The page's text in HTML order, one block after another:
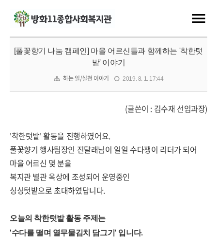
[풀꽃향기 나눔 캠페인] 마을 어르신들과 함께하는 '착한텃
밭' 이야기
하는 일/실천 이야기 2019. 8. 1. 17:44
(글쓴이 : 김수재 선임과장)
'착한텃밭' 활동을 진행하였어요.
풀꽃향기 행사팀장인 진달래님이 일일 수다쟁이 리더가 되어
마을 어르신 몇 분을
복지관 별관 옥상에 조성되어 운영중인
싱싱텃밭으로 초대하였답니다.
오늘의 착한텃밭 활동 주제는
'수다를 떨며 열무물김치 담그기' 입니다.